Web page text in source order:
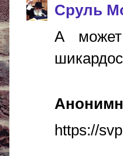
Сруль
А
https://